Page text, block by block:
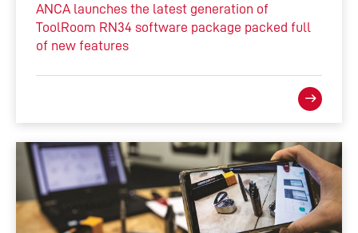
ANCA launches the latest generation of
ToolRoom RN34 software package packed full
of new features